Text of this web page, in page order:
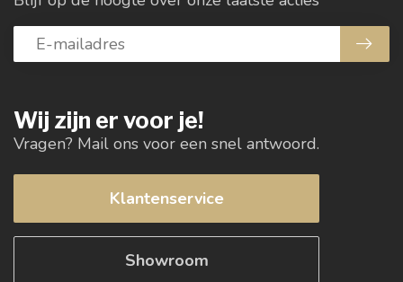
Wij zijn er voor je!
Vragen? Mail ons voor een snel antwoord.
Klantenservice
Showroom